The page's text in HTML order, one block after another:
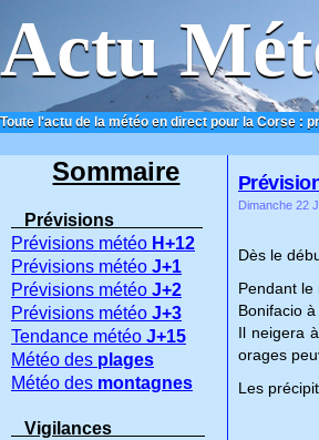
Actu
Toute l'actu de la météo en direct pour la Corse :
ACCUEIL CONTACT
Dimanche 22
Dès le
Pendant
Bonifacio
Il neigera
orages
Les
Sommaire
Prévisions
Prévisions météo H+12
Prévisions météo J+1
Prévisions météo J+2
Prévisions météo J+3
Tendance météo J+15
Météo des plages
Météo des montagnes
Vigilances